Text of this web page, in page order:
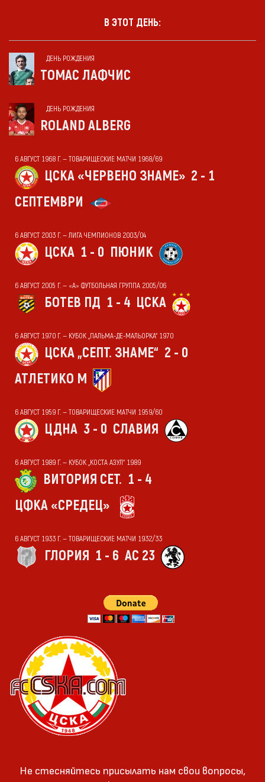
В ЭТОТ ДЕНЬ:
ДЕНЬ РОЖДЕНИЯ
ТОМАС ЛАФЧИС
ДЕНЬ РОЖДЕНИЯ
ROLAND ALBERG
6 АВГУСТ 1968 Г. — ТОВАРИЩЕСКИЕ МАТЧИ 1968/69
ЦСКА «ЧЕРВЕНО ЗНАМЕ» 2 - 1
СЕПТЕМВРИ
6 АВГУСТ 2003 Г. — ЛИГА ЧЕМПИОНОВ 2003/04
ЦСКА 1 - 0 ПЮНИК
6 АВГУСТ 2005 Г. — «А» ФУТБОЛЬНАЯ ГРУППА 2005/06
БОТЕВ ПД 1 - 4 ЦСКА
6 АВГУСТ 1970 Г. — КУБОК „ПАЛЬМА-ДЕ-МАЛЬОРКА“ 1970
ЦСКА „СЕПТ. ЗНАМЕ“ 2 - 0
АТЛЕТИКО М
6 АВГУСТ 1959 Г. — ТОВАРИЩЕСКИЕ МАТЧИ 1959/60
ЦДНА 3 - 0 СЛАВИЯ
6 АВГУСТ 1989 Г. — КУБОК „КОСТА АЗУЛ“ 1989
ВИТОРИЯ СЕТ. 1 - 4
ЦФКА «СРЕДЕЦ»
6 АВГУСТ 1933 Г. — ТОВАРИЩЕСКИЕ МАТЧИ 1932/33
ГЛОРИЯ 1 - 6 АС 23
Не стесняйтесь присылать нам свои вопросы,